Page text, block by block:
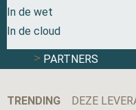
In de wet
In de cloud
PARTNERS
TRENDING DEZE